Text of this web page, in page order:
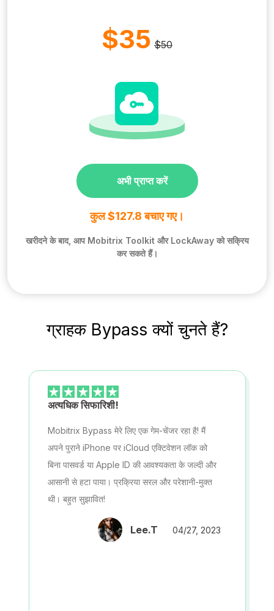
$35 $50
अभी प्राप्त करें
कुल $127.8 बचाए गए।
खरीदने के बाद, आप Mobitrix Toolkit और LockAway को सक्रिय
कर सकते हैं।
ग्राहक Bypass क्यों चुनते हैं?
अत्यधिक सिफारिशी!
Mobitrix Bypass मेरे लिए एक गेम-चेंजर रहा है! मैं
अपने पुराने iPhone पर iCloud एक्टिवेशन लॉक को
बिना पासवर्ड या Apple ID की आवश्यकता के जल्दी और
आसानी से हटा पाया। प्रक्रिया सरल और परेशानी-मुक्त
थी। बहुत सुझावित!
Lee.T 04/27, 2023